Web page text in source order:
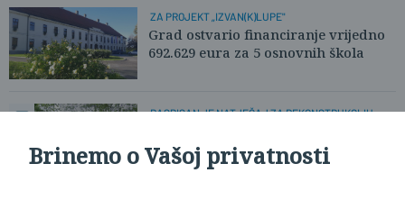
ZA PROJEKT „IZVAN(K)LUPE"
Grad ostvario financiranje vrijedno
692.629 eura za 5 osnovnih škola
RASPISAN JE NATJEČAJ ZA REKONSTRUKCIJU
u centru Slav. Broda!?
Brinemo o Vašoj privatnosti